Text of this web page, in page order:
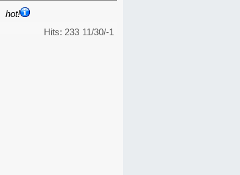
hot!
11/30/-1
Hits: 233